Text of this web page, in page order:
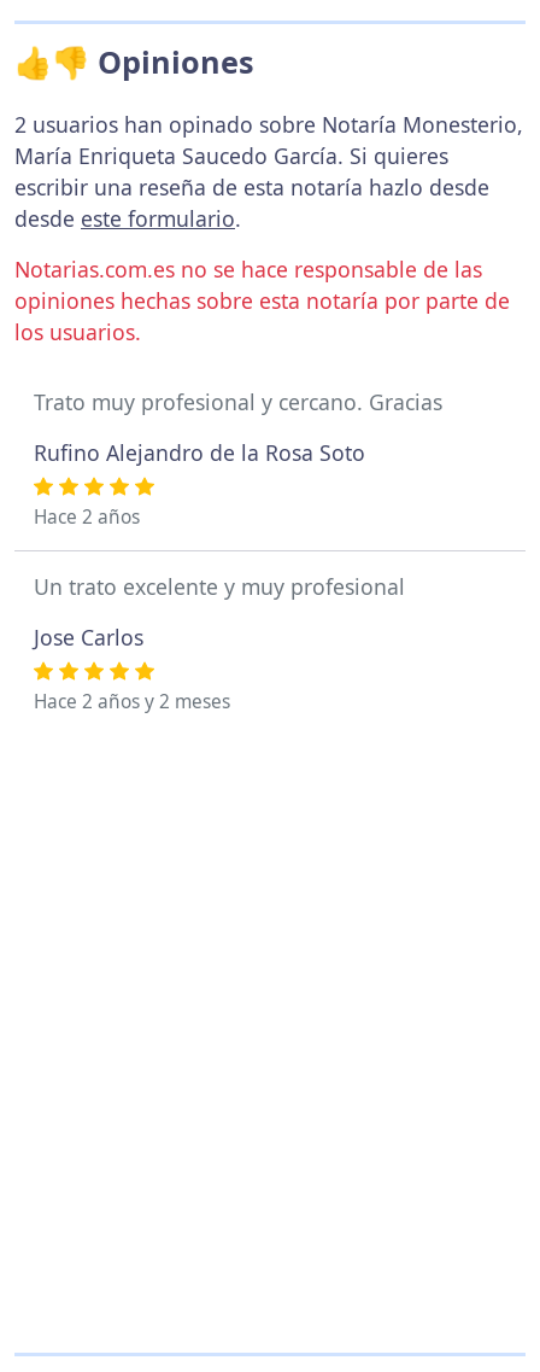
👍👎 Opiniones
2 usuarios han opinado sobre Notaría Monesterio,
María Enriqueta Saucedo García. Si quieres
escribir una reseña de esta notaría hazlo desde
desde este formulario.
Notarias.com.es no se hace responsable de las
opiniones hechas sobre esta notaría por parte de
los usuarios.
Trato muy profesional y cercano. Gracias
Rufino Alejandro de la Rosa Soto
Hace 2 años
Un trato excelente y muy profesional
Jose Carlos
Hace 2 años y 2 meses